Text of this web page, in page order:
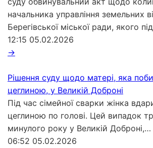
начальника управління земельних
Берегівської міської ради, якого
12:15 05.02.2026
→
Рішення суду щодо матері, яка
цеглиною, у Великій Доброні
Під час сімейної сварки жінка
цеглиною по голові. Цей випадок
минулого року у Великій Доброні,…
06:52 05.02.2026